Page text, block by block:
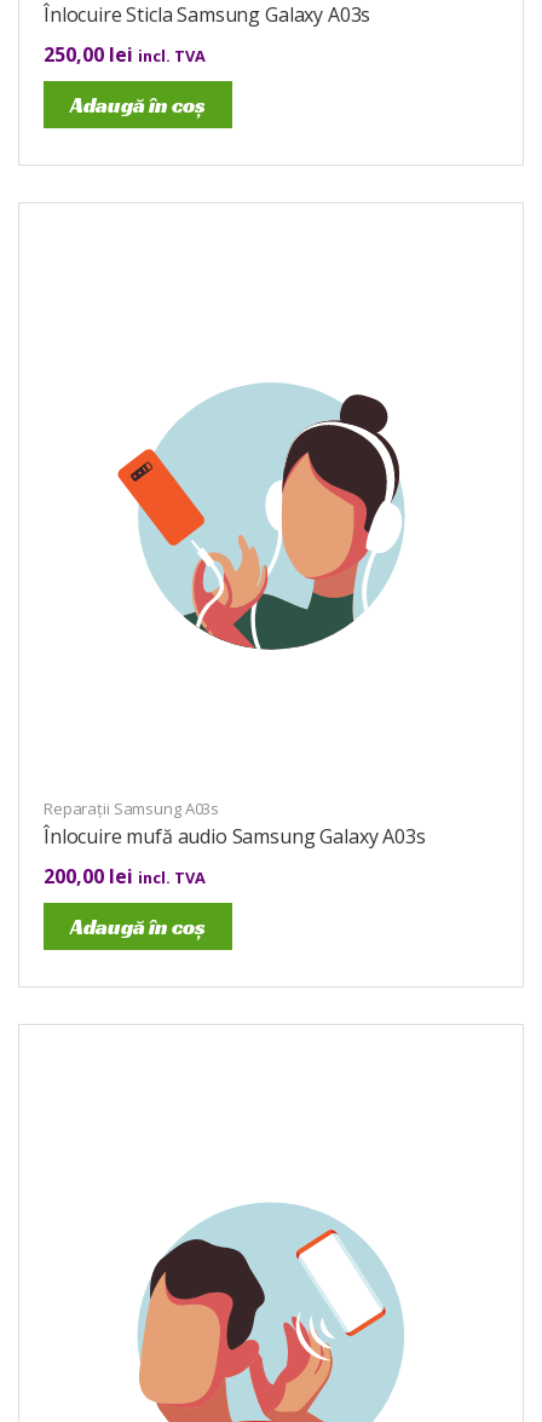
Înlocuire Sticla Samsung Galaxy A03s
250,00 lei incl. TVA
Adaugă în coș
Reparații Samsung A03s
Înlocuire mufă audio Samsung Galaxy A03s
200,00 lei incl. TVA
Adaugă în coș